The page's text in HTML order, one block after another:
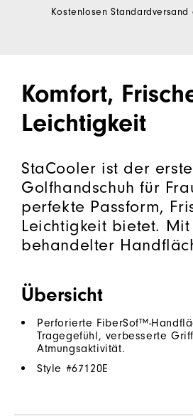
Kostenlosen Standardversand
Komfort,
Leichtigkeit
StaCooler ist der erste
Golfhandschuh für
perfekte Passform,
Leichtigkeit bietet.
behandelter
Übersicht
Perforierte FiberSof™-
Tragegefühl, verbesserte
Atmungsaktivität.
Style #67120E